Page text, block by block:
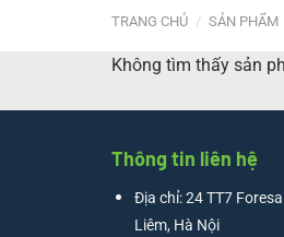
TRANG CHỦ / SẢN PHẨM
Không tìm thấy sản
Thông tin liên hệ
Địa chỉ: 24 TT7
Liêm, Hà Nội